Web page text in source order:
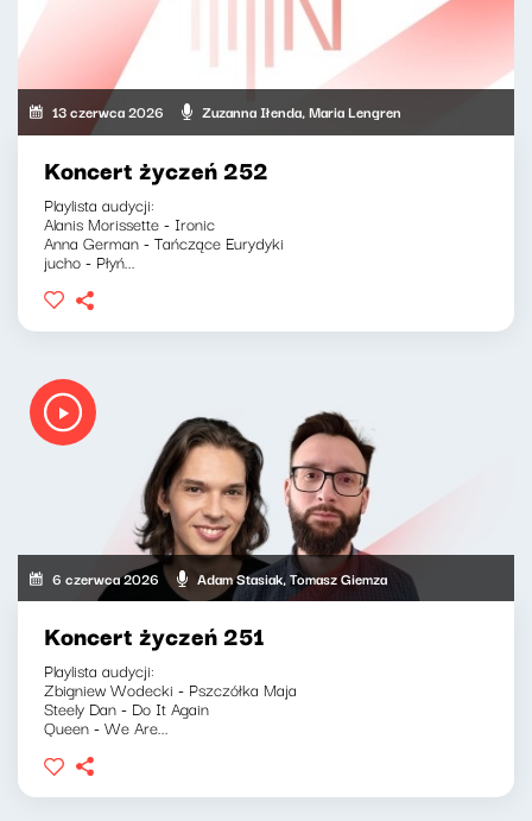
13 czerwca 2026 Zuzanna Iłenda, Maria Lengren
Koncert życzeń 252
Playlista audycji:
Alanis Morissette - Ironic
Anna German - Tańczące Eurydyki
jucho - Płyń...
6 czerwca 2026 Adam Stasiak, Tomasz Giemza
Koncert życzeń 251
Playlista audycji:
Zbigniew Wodecki - Pszczółka Maja
Steely Dan - Do It Again
Queen - We Are...